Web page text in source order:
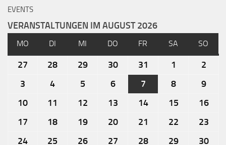
EVENTS
VERANSTALTUNGEN IM AUGUST 2026
MO DI MI DO FR SA SO
27 28 29 30 31 1
2
3
4 5 6 7 8
9
10
11 12 13 14 15
16
17
18 19 20 21 22
23
24
25 26 27 28 29 30